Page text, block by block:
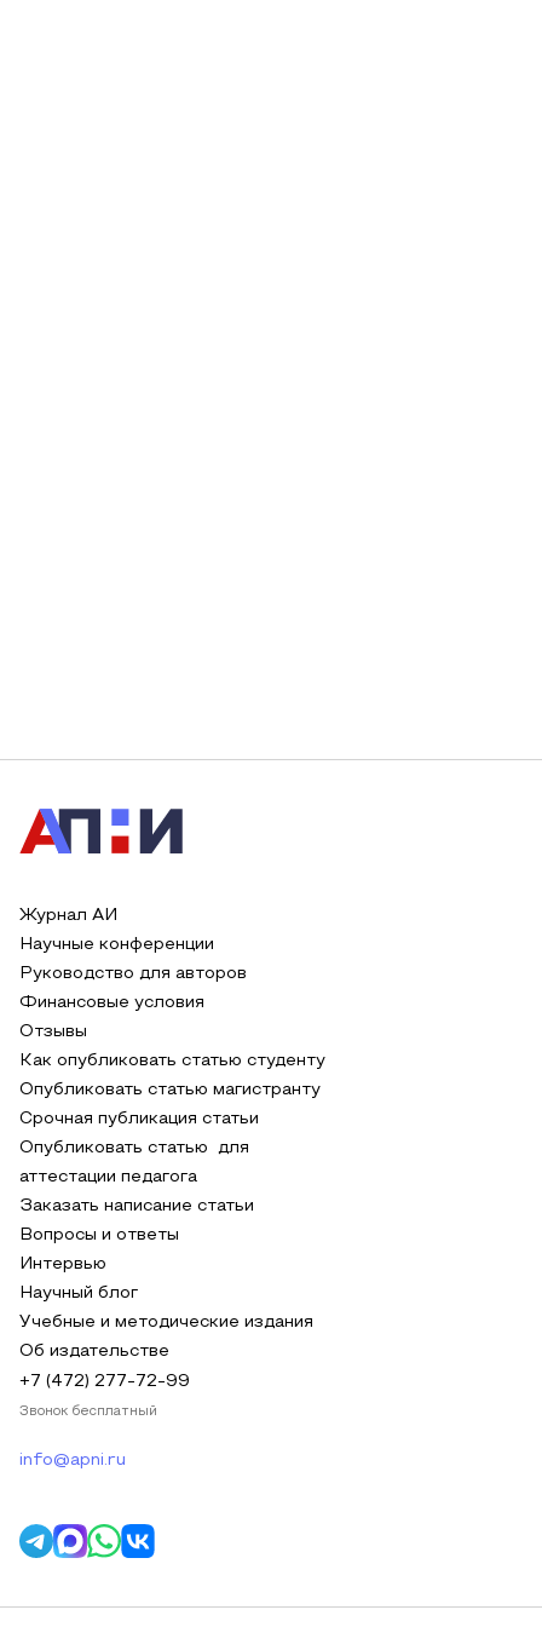
Журнал АИ
Научные конференции
Руководство для авторов
Финансовые условия
Отзывы
Как опубликовать статью студенту
Опубликовать статью магистранту
Срочная публикация статьи
Опубликовать статью для
аттестации педагога
Заказать написание статьи
Вопросы и ответы
Интервью
Научный блог
Учебные и методические издания
Об издательстве
+7 (472) 277-72-99
Звонок бесплатный
info@apni.ru